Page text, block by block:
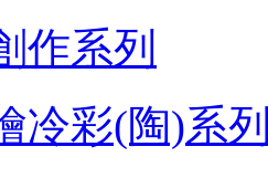
作系列
冷彩(陶)系